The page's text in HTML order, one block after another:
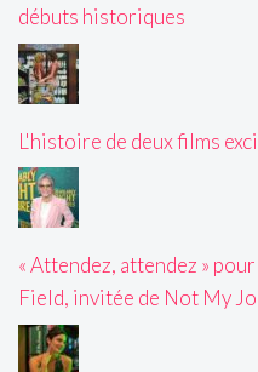
débuts historiques
L'histoire de deux films
« Attendez, attendez »
Field, invitée de Not My